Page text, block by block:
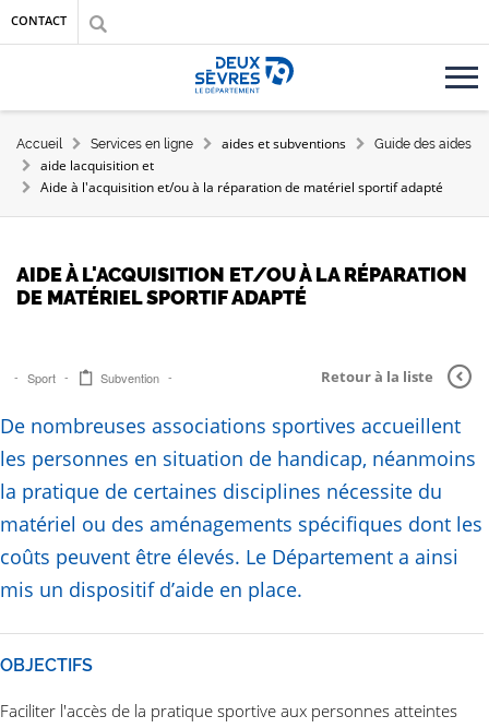
Aller au contenu principal
Aller au menu
Aller à la recherche
CONTACT
Accueil département des Deux-Sèvres
FIL D'ARIANE
Accueil Services en ligne aides et subventions Guide des aides
aide lacquisition et
Aide à l'acquisition et/ou à la réparation de matériel sportif adapté
AIDE À L'ACQUISITION ET/OU À LA RÉPARATION
DE MATÉRIEL SPORTIF ADAPTÉ
Sport Subvention Retour à la liste
De nombreuses associations sportives accueillent
les personnes en situation de handicap, néanmoins
la pratique de certaines disciplines nécessite du
matériel ou des aménagements spécifiques dont les
coûts peuvent être élevés. Le Département a ainsi
mis un dispositif d’aide en place.
OBJECTIFS
Faciliter l'accès de la pratique sportive aux personnes atteintes